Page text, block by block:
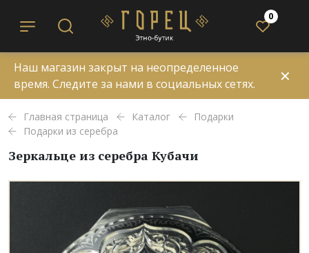
0
Наш магазин закрыт на неопределенное
время. Следите за нами в социальных сетях.
✕
Главная страница Каталог
Подарки
Подарки из серебра
Зеркальце из серебра Кубачи